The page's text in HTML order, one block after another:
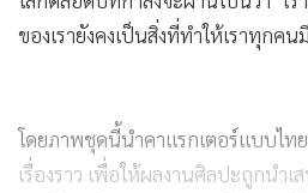
ของเรายังคงเป็นสิ่งที่ทำให้เราทุกค
โดยภาพชุดนี้นำคาแรกเตอร์แบบไท
เรื่องราว เพื่อให้ผลงานศิลปะถูกนำ